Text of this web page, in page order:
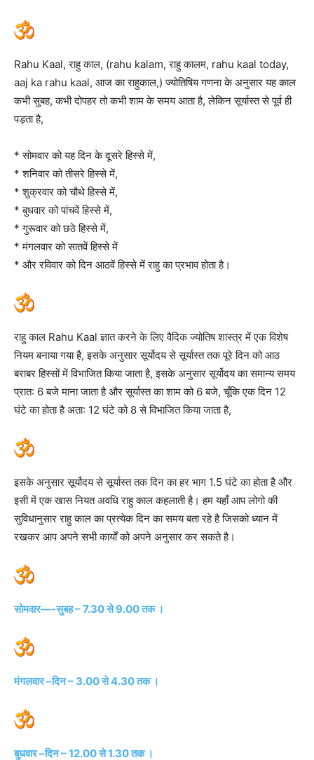
Rahu Kaal, राहु काल, (rahu kalam, राहु कालम, rahu kaal today,
aaj ka rahu kaal, आज का राहुकाल,) ज्योतिषिय गणना के अनुसार यह काल
कभी सुबह, कभी दोपहर तो कभी शाम के समय आता है, लेकिन सूर्यास्त से पूर्व ही
पड़ता है,
* सोमवार को यह दिन के दूसरे हिस्से में,
* शनिवार को तीसरे हिस्से में,
* शुक्रवार को चौथे हिस्से में,
* बुधवार को पांचवें हिस्से में,
* गुरूवार को छठे हिस्से में,
* मंगलवार को सातवें हिस्से में
* और रविवार को दिन आठवें हिस्से में राहु का प्रभाव होता है।
राहु काल Rahu Kaal ज्ञात करने के लिए वैदिक ज्योतिष शास्त्र में एक विशेष
नियम बनाया गया है, इसके अनुसार सूर्योदय से सूर्यास्त तक पूरे दिन को आठ
बराबर हिस्सों में विभाजित किया जाता है, इसके अनुसार सूर्योदय का समान्य समय
प्रात: 6 बजे माना जाता है और सूर्यास्त का शाम को 6 बजे, चूँकि एक दिन 12
घंटे का होता है अता: 12 घंटे को 8 से विभाजित किया जाता है,
इसके अनुसार सूर्योदय से सूर्यास्त तक दिन का हर भाग 1.5 घंटे का होता है और
इसी में एक खास नियत अवधि राहु काल कहलाती है। हम यहाँ आप लोगो की
सुविधानुसार राहु काल का प्रत्येक दिन का समय बता रहे है जिसको ध्यान में
रखकर आप अपने सभी कार्यों को अपने अनुसार कर सकते है।
सोमवार—-सुबह – 7.30 से 9.00 तक ।
मंगलवार –दिन – 3.00 से 4.30 तक ।
बुधवार –दिन – 12.00 से 1.30 तक ।